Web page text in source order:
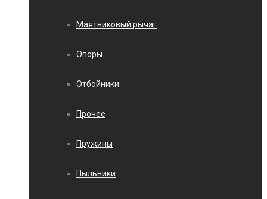
Маятниковый рычаг
Опоры
Отбойники
Прочее
Пружины
Пыльники